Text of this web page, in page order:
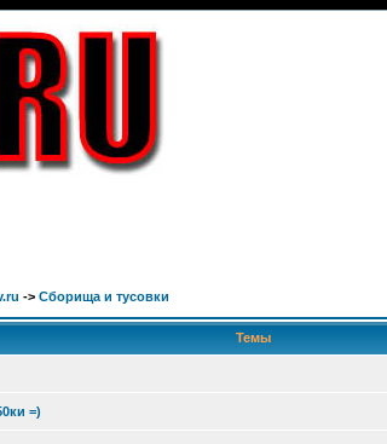
-> Сборища и тусовки
Темы
=)